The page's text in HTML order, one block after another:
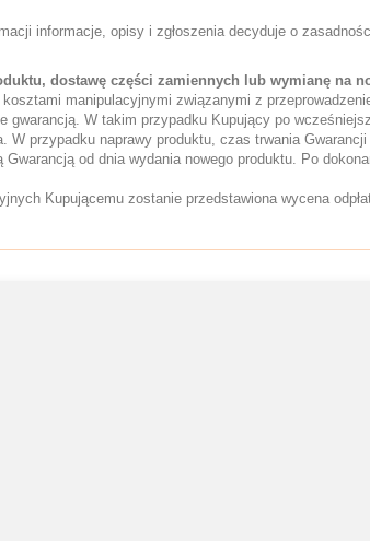
informacje, opisy i zgłoszenia decyduje o
dostawę części zamiennych lub wymianę na
manipulacyjnymi związanymi z
gwarancją. W takim przypadku Kupujący po
przypadku naprawy produktu, czas trwania
od dnia wydania nowego produktu. Po
Kupującemu zostanie przedstawiona wycena